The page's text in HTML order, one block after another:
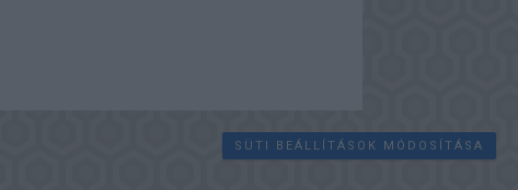
SÜTI BEÁLLÍTÁSOK MÓDOSÍTÁSA